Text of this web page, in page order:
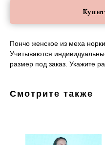
Пончо женское из меха
Учитываются
размер под заказ. Укажите
Смотрите также